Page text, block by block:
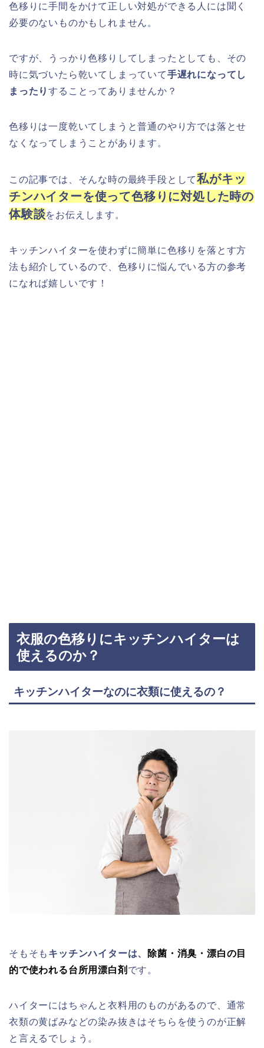
色移りに手間をかけて正しい対処ができる人には聞く
必要のないものかもしれません。
ですが、うっかり色移りしてしまったとしても、その
時に気づいたら乾いてしまっていて手遅れになってし
まったりすることってありませんか？
色移りは一度乾いてしまうと普通のやり方では落とせ
なくなってしまうことがあります。
この記事では、そんな時の最終手段として私がキッ
チンハイターを使って色移りに対処した時の
体験談をお伝えします。
キッチンハイターを使わずに簡単に色移りを落とす方
法も紹介しているので、色移りに悩んでいる方の参考
になれば嬉しいです！
衣服の色移りにキッチンハイターは
使えるのか？
キッチンハイターなのに衣類に使えるの？
そもそも キッチンハイターは、
除菌・消臭・漂白の目
的で使われる台所用漂白剤 です。
ハイターにはちゃんと衣料用のものがあるので、通常
衣類の黄ばみなどの染み抜きはそちらを使うのが正解
と言えるでしょう。